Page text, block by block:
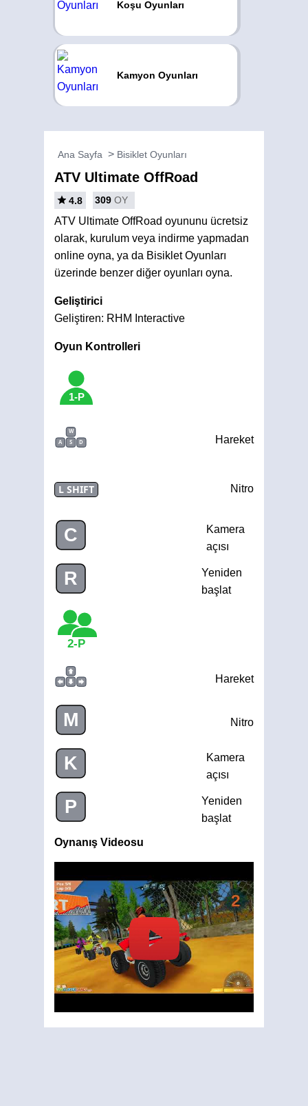
Koşu Oyunları
Kamyon Oyunları
Ana Sayfa Bisiklet Oyunları
ATV Ultimate OffRoad
4.8 309 OY
ATV Ultimate OffRoad oyununu ücretsiz
olarak, kurulum veya indirme yapmadan
online oyna, ya da Bisiklet Oyunları
üzerinde benzer diğer oyunları oyna.
Geliştirici
Geliştiren: RHM Interactive
Oyun Kontrolleri
1-P
W
A
S D Hareket
L SHIFT Nitro
C
Kamera
açısı
R
Yeniden
başlat
2-P
Hareket
M Nitro
K
Kamera
açısı
P
Yeniden
başlat
Oynanış Videosu